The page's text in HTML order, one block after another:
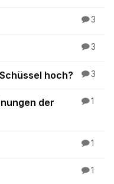
3
3
hoch? 3
der
1
1
1